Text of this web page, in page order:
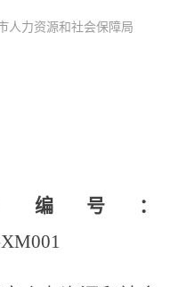
力资源和社会保障局
编号：